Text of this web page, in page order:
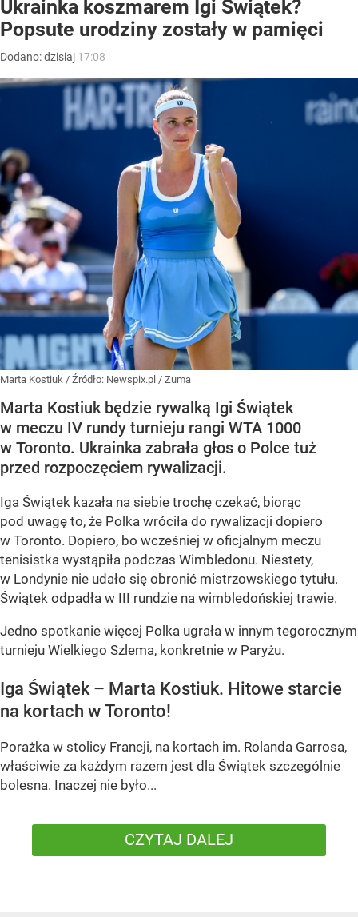
Ukrainka koszmarem Igi Świątek?
Popsute urodziny zostały w pamięci
Dodano:dzisiaj 17:08
Marta Kostiuk / Źródło: Newspix.pl / Zuma
Marta Kostiuk będzie rywalką Igi Świątek
w meczu IV rundy turnieju rangi WTA 1000
w Toronto. Ukrainka zabrała głos o Polce tuż
przed rozpoczęciem rywalizacji.
Iga Świątek kazała na siebie trochę czekać, biorąc
pod uwagę to, że Polka wróciła do rywalizacji dopiero
w Toronto. Dopiero, bo wcześniej w oficjalnym meczu
tenisistka wystąpiła podczas Wimbledonu. Niestety,
w Londynie nie udało się obronić mistrzowskiego tytułu.
Świątek odpadła w III rundzie na wimbledońskiej trawie.
Jedno spotkanie więcej Polka ugrała w innym tegorocznym
turnieju Wielkiego Szlema, konkretnie w Paryżu.
Iga Świątek – Marta Kostiuk. Hitowe starcie
na kortach w Toronto!
Porażka w stolicy Francji, na kortach im. Rolanda Garrosa,
właściwie za każdym razem jest dla Świątek szczególnie
bolesna. Inaczej nie było...
CZYTAJ DALEJ